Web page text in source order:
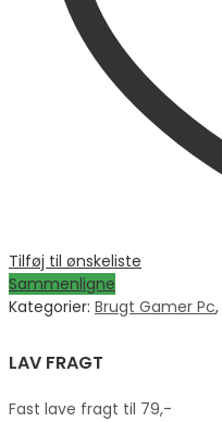
Tilføj til ønskeliste
Sammenligne
Kategorier: Brugt Gamer Pc,
LAV FRAGT
Fast lave fragt til 79,-